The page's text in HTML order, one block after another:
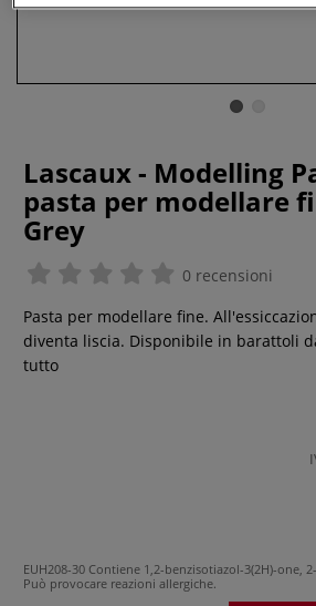
Lascaux - Modelling
pasta per modellare
Grey
0 recensioni
Pasta per modellare fine.
diventa liscia. Disponibile in barattoli
tutto
EUH208-30 Contiene 1,2-benzisotiazol-3(2H)-one,
Può provocare reazioni allergiche.